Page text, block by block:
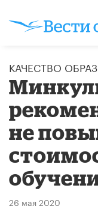
КАЧЕСТВО
не
26 мая 2020